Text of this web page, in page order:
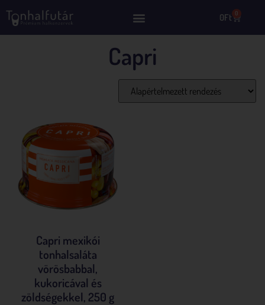
0Ft 0
Capri
Capri mexikói
tonhalsaláta
vörösbabbal,
kukoricával és
zöldségekkel, 250 g